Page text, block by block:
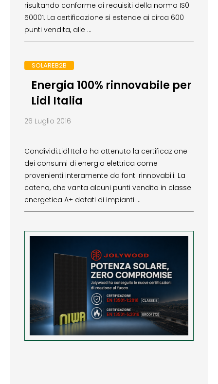
risultando conforme ai requisiti della norma IS0
50001. La certificazione si estende ai circa 600
punti vendita, alle …
SOLAREB2B
Energia 100% rinnovabile per
Lidl Italia
26 Luglio 2016
Condividi:Lidl Italia ha ottenuto la certificazione
dei consumi di energia elettrica come
provenienti interamente da fonti rinnovabili. La
catena, che vanta alcuni punti vendita in classe
energetica A+ dotati di impianti …